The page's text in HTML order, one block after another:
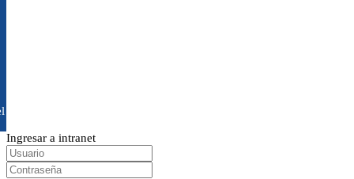
Ingresar a intranet